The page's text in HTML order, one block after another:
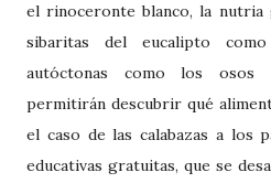
el rinoceronte blanco, la nutria
sibaritas del eucalipto
autóctonas como los
permitirán descubrir qué
el caso de las calabazas a los
educativas gratuitas, que se